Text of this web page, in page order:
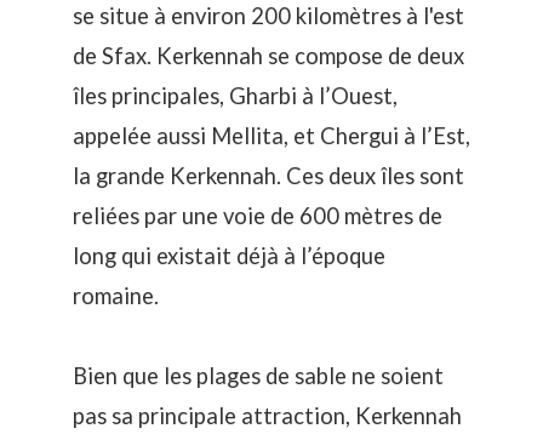
se situe à environ 200 kilomètres à l'est
de Sfax. Kerkennah se compose de deux
îles principales, Gharbi à l’Ouest,
appelée aussi Mellita, et Chergui à l’Est,
la grande Kerkennah. Ces deux îles sont
reliées par une voie de 600 mètres de
long qui existait déjà à l’époque
romaine.
Bien que les plages de sable ne soient
pas sa principale attraction, Kerkennah